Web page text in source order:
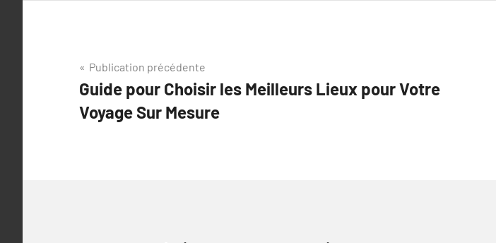
Navigation
de
l’article
Publication précédente
Guide pour Choisir les Meilleurs Lieux pour Votre
Voyage Sur Mesure